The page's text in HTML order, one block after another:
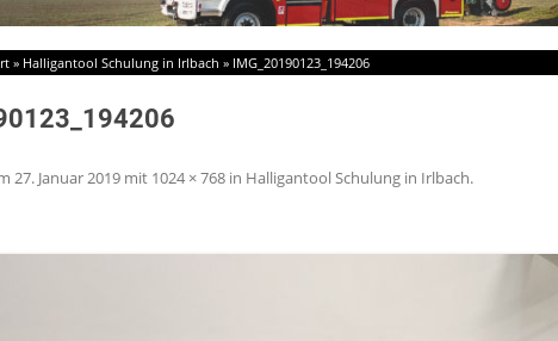
» Halligantool Schulung in Irlbach » IMG_20190123_194206
27. Januar 2019 mit 1024 × 768 in Halligantool Schulung in Irlbach.